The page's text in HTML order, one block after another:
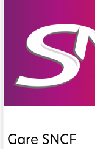
Gare SNCF